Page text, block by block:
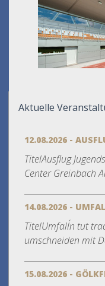
Aktuelle
12.08.2026 -
TitelAusflug
Center Greinbach
14.08.2026 -
TitelUmfall´n tut
umschneiden mit
15.08.2026 -